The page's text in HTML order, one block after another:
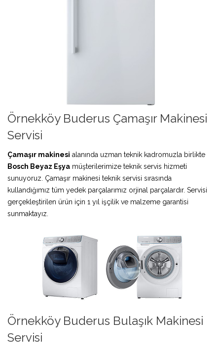
Örnekköy Buderus Çamaşır Makinesi
Servisi
Çamaşır makinesi alanında uzman teknik kadromuzla birlikte
Bosch Beyaz Eşya müşterilerimize teknik servis hizmeti
sunuyoruz. Çamaşır makinesi teknik servisi sırasında
kullandığımız tüm yedek parçalarımız orjinal parçalardır. Servisi
gerçekleştirilen ürün için 1 yıl işçilik ve malzeme garantisi
sunmaktayız.
Örnekköy Buderus Bulaşık Makinesi
Servisi